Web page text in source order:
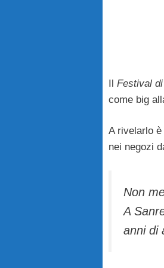
Il Festival
come big
A rivelarlo
nei negozi
Non
A
anni di